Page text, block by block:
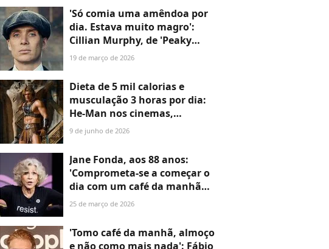
aveia em flocos, dois muffins
ingleses e meia xícara de
mirtilos'
'Só comia uma amêndoa por
dia. Estava muito magro':
Cillian Murphy, de 'Peaky
Blinders', já secou o corpo
saudável para filme que
rendeu o Oscar
19 de março de 2026
Dieta de 5 mil calorias e
musculação 3 horas por dia:
He-Man nos cinemas,
Nicholas Galitzine levou seu
filme; antes e depois é
chocante!
9 de junho de 2026
Jane Fonda, aos 88 anos:
'Comprometa-se a começar o
dia com um café da manhã
nutritivo. As pessoas que
peso'
25 de março de 2026
'Tomo café da manhã, almoço
e não como mais nada': Fábio